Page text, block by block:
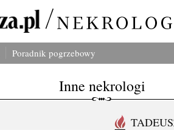
Poradnik pogrzebowy
Inne nekrologi